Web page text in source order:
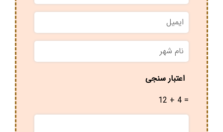
ایمیل
نام
شهر *
اعتبار سنجی
12 + 4 =